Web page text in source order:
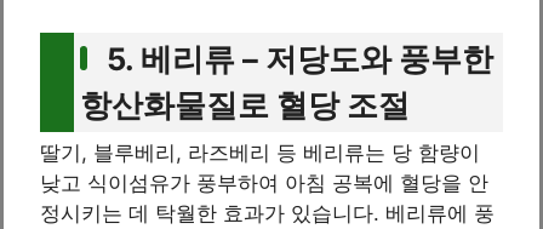
5. 베리류 – 저당도와 풍부한
항산화물질로 혈당 조절
딸기, 블루베리, 라즈베리 등 베리류는 당 함량이
낮고 식이섬유가 풍부하여 아침 공복에 혈당을 안
정시키는 데 탁월한 효과가 있습니다. 베리류에 풍